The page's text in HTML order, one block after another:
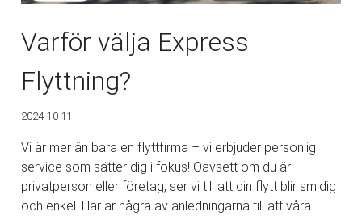
Varför välja Express
Flyttning?
2024-10-11
Vi är mer än bara en flyttfirma – vi erbjuder personlig
service som sätter dig i fokus! Oavsett om du är
privatperson eller företag, ser vi till att din flytt blir smidig
och enkel. Här är några av anledningarna till att våra